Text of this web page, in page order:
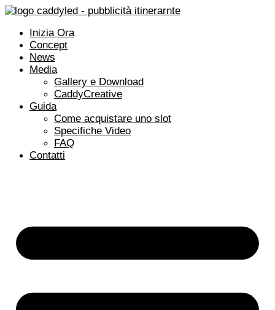
Vai
contenutoInizia Ora
Concept
News
Media
Gallery e Download
CaddyCreative
Guida
Come acquistare uno slot
Specifiche Video
FAQ
Contatti